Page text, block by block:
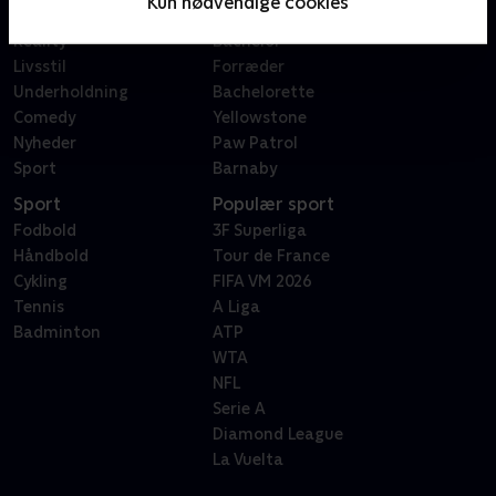
Reality
Livsstil
Underholdning
Comedy
Nyheder
Sport
X Factor
Bachelor
Forræder
Bachelorette
Yellowstone
Paw Patrol
Barnaby
Sport
Fodbold
Håndbold
Cykling
Tennis
Badminton
Populær sport
3F Superliga
Tour de France
FIFA VM 2026
A Liga
ATP
WTA
NFL
Serie A
Diamond League
La Vuelta